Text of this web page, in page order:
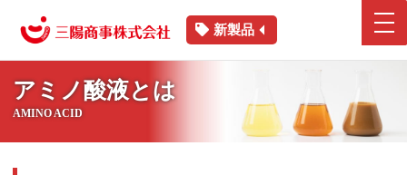
新製品
アミノ酸液とは
AMINO ACID